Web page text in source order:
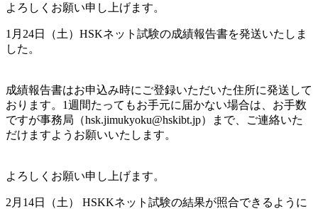
よろしくお願い申し上げます。
1月24日（土）HSKネット試験の成績報告書を発送いたしま
した。
成績報告書はお申込み時にご登録いただいた住所に発送して
おります。1週間たってもお手元に届かない場合は、お手数
ですが事務局（hsk.jimukyoku@hskibt.jp）まで、ご連絡いた
だけますようお願いいたします。
よろしくお願い申し上げます。
2月14日（土） HSKKネット試験の結果が照合できるように